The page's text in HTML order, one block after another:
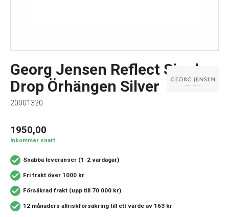
Georg Jensen Reflect Single
Drop Örhängen Silver
20001320
1950,00
Inkommer snart
Snabba leveranser (1-2 vardagar)
Fri frakt över 1000 kr
Försäkrad frakt (upp till 70 000 kr)
12 månaders allriskförsäkring till ett värde av 163 kr